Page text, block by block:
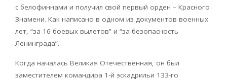
с белофиннами и получил свой первый орден – Красного
Знамени. Как написано в одном из документов военных
лет, “за 16 боевых вылетов” и “за безопасность
Ленинграда”.
Когда началась Великая Отечественная, он был
заместителем командира 1-й эскадрильи 133-го